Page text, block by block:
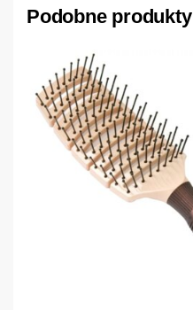
Podobne produkty